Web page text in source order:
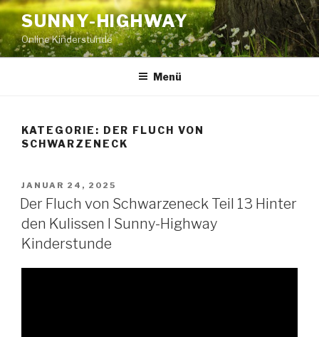
Zum
Inhalt
springen
SUNNY-HIGHWAY
Online Kinderstunde
Menü
KATEGORIE: DER FLUCH VON
SCHWARZENECK
VERÖFFENTLICHT
AM
JANUAR 24, 2025
Der Fluch von Schwarzeneck Teil 13 Hinter
den Kulissen I Sunny-Highway
Kinderstunde